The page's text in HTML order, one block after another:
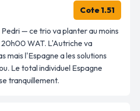
Cote 1.51
— ce trio va planter au moins
20h00 WAT. L'Autriche va
mais l'Espagne a les solutions
Le total individuel Espagne
tranquillement.